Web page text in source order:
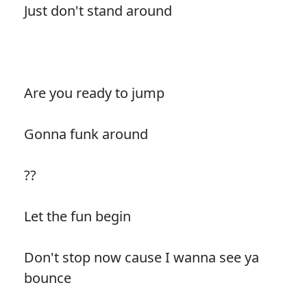
Just don't stand around
Are you ready to jump
Gonna funk around
??
Let the fun begin
Don't stop now cause I wanna see ya
bounce